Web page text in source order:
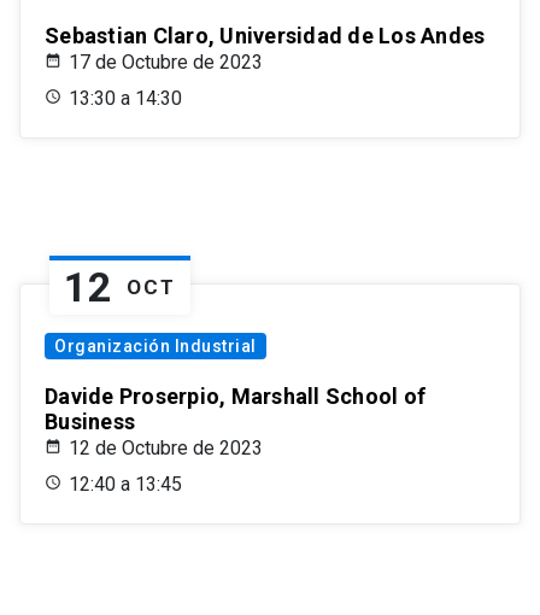
Sebastian Claro, Universidad de Los Andes
17 de Octubre de 2023
13:30 a 14:30
12 OCT
Organización Industrial
Davide Proserpio, Marshall School of
Business
12 de Octubre de 2023
12:40 a 13:45